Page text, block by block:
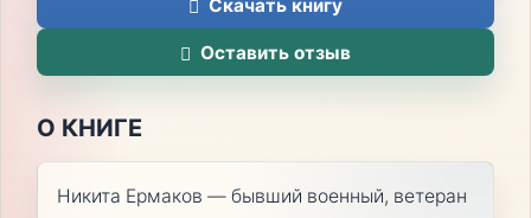
Скачать книгу
Оставить отзыв
О КНИГЕ
Никита Ермаков — бывший военный, ветеран